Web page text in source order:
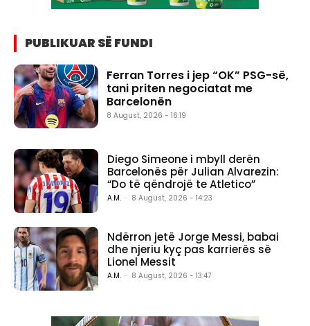
PUBLIKUAR SË FUNDI
Ferran Torres i jep “OK” PSG-së,
tani priten negociatat me
Barcelonën
8 August, 2026 - 16:19
Diego Simeone i mbyll derën
Barcelonës për Julian Alvarezin:
“Do të qëndrojë te Atletico”
A.M. - 8 August, 2026 - 14:23
Ndërron jetë Jorge Messi, babai
dhe njeriu kyç pas karrierës së
Lionel Messit
A.M. - 8 August, 2026 - 13:47